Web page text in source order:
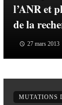
l’ANR et
de la
27 mars 2013
MUTATIONS